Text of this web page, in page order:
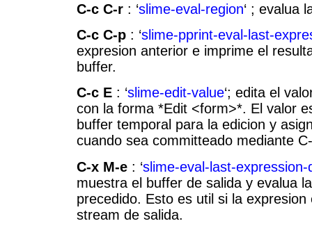
C-c C-r : ‘slime-eval-region‘ ; evalua
C-c C-p : ‘slime-pprint-eval-last-
expresion anterior e imprime el
buffer.
C-c E : ‘slime-edit-value‘; edita el
con la forma *Edit <form>*. El valor
buffer temporal para la edicion y
cuando sea committeado mediante
C-x M-e : ‘slime-eval-last-
muestra el buffer de salida y evalua
precedido. Esto es util si la expresion
stream de salida.